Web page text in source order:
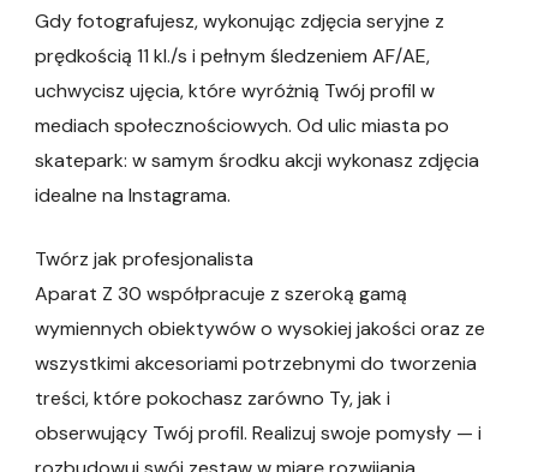
Gdy fotografujesz, wykonując zdjęcia seryjne z
prędkością 11 kl./s i pełnym śledzeniem AF/AE,
uchwycisz ujęcia, które wyróżnią Twój profil w
mediach społecznościowych. Od ulic miasta po
skatepark: w samym środku akcji wykonasz zdjęcia
idealne na Instagrama.
Twórz jak profesjonalista
Aparat Z 30 współpracuje z szeroką gamą
wymiennych obiektywów o wysokiej jakości oraz ze
wszystkimi akcesoriami potrzebnymi do tworzenia
treści, które pokochasz zarówno Ty, jak i
obserwujący Twój profil. Realizuj swoje pomysły — i